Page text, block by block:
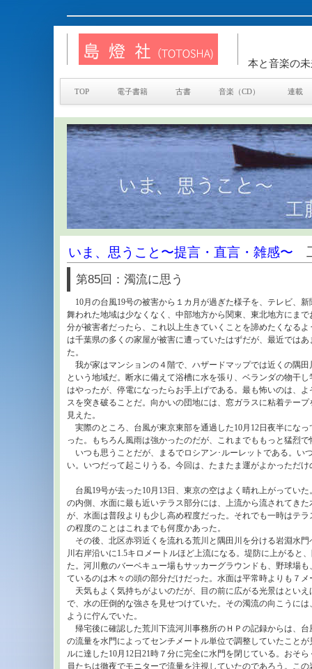
本と音楽の
TOP 電子書籍 古書 音楽（CD） 連載
いま、思うこと〜提言・直言・雑感〜
第85回：濁流に思う
10月の台風19号の被害から１カ月が過ぎた様子を、テレビ、
舞われた地域は少なくなく、中部地方から関東、東北地方にま
分が被害者だったら、これ以上生きていくことを諦めたくなる
は千葉県の多くの家屋が被害に遭っていたはずだが、最近では
た。
我が家はマンションの４階で、ハザードマップでは近くの隅
という地域だ。断水に備えて浴槽に水を張り、ベランダの物干
はやったが、停電になったらお手上げである。最も怖いのは、
スを突き破ることだ。向かいの団地には、窓ガラスに粘着テー
見えた。
実際のところ、台風が東京東部を通過した10月12日夜半にな
った。もちろん風雨は強かったのだが、これまでももっと猛烈
いつも思うことだが、まるでロシアン･ルーレットである。い
い。いつだって起こりうる。今回は、たまたま運がよかっただ
台風19号が去った10月13日、東京の空はよく晴れ上がってい
の内側、水面に最も近いテラス部分には、上流から流されてき
が、水面は普段よりも少し高め程度だった。それでも一時はテ
の程度のことはこれまでも何度かあった。
その後、北区赤羽近くを流れる荒川と隅田川を分ける岩淵水
川右岸沿いに1.5キロメートルほど上流になる。堤防に上がると
た。河川敷のバーベキュー場もサッカーグラウンドも、野球場
ているのは木々の頭の部分だけだった。水面は平常時よりも７
天気もよく気持ちがよいのだが、目の前に広がる光景はとい
で、水の圧倒的な強さを見せつけていた。その濁流の向こうに
ように佇んでいた。
帰宅後に確認した荒川下流河川事務所のＨＰの記録からは、
の流量を水門によってセンチメートル単位で調整していたこと
ルに達した10月12日21時７分に完全に水門を閉じている。おそ
員たちは徹夜でモニターで流量を注視していたのであろう。こ